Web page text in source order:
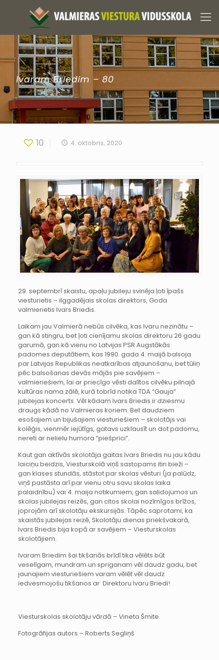
Ivaram Briedim – 80
10 4. oktobris, 2020
29. septembrī skaistu, apaļu jubileju svinēja ļoti īpašs
viesturietis – ilggadējais skolas direktors, Goda
valmierietis Ivars Briedis.
Laikam jau Valmierā nebūs cilvēka, kas Ivaru nezinātu –
gan kā stingru, bet ļoti cienījamu skolas direktoru 26 gadu
garumā, gan kā vienu no Latvijas PSR Augstākās
padomes deputātiem, kas 1990. gada 4. maijā balsoja
par Latvijas Republikas neatkarības atjaunošanu, bet tūliņ
pēc balsošanas devās mājās pie savējiem –
valmieriešiem, lai ar priecīgo vēsti dalītos cilvēku pilnajā
kultūras nama zālē, kurā tobrīd notika TDA “Gauja”
jubilejas koncerts. Vēl kādam Ivars Briedis ir dziesmu
draugs kādā no Valmieras koriem. Bet daudziem
esošajiem un bijušajiem viesturiešiem – skolotājs vai
kolēģis, vienmēr iejūtīgs, gatavs uzklausīt un dot padomu,
nereti ar nelielu humora “piešprici”.
Kaut gan aktīvās skolotāja gaitas Ivars Briedis nu jau kādu
laiciņu beidzis, Viesturskolā viņš sastopams itin bieži –
gan klases stundās, stāstot par skolas vēsturi (ja palūdz,
viņš pastāsta arī par vienu otru savu skolas laika
palaidnību) vai 4. maija notikumiem, gan salidojumos un
skolas jubilejas reizēs, gan citos skolai nozīmīgos brīžos,
joprojām arī skolotāju ekskursijās. Tāpēc saprotami, ka
skaistās jubilejas reizē, Skolotāju dienas priekšvakarā,
Ivars Briedis bija kopā ar savējiem – Viesturskolas
skolotājiem.
Ivaram Briedim šai tikšanās brīdī tika vēlēts būt
veselīgam, mundram un spriganam vēl daudz gadu, bet
jaunajiem viesturiešiem varam vēlēt vēl daudz
iedvesmojošu tikšanos ar Direktoru Ivaru Briedi!
Viesturskolas skolotāju vārdā – Vineta Šmite
Fotogrāfijas autors – Roberts Segliņš